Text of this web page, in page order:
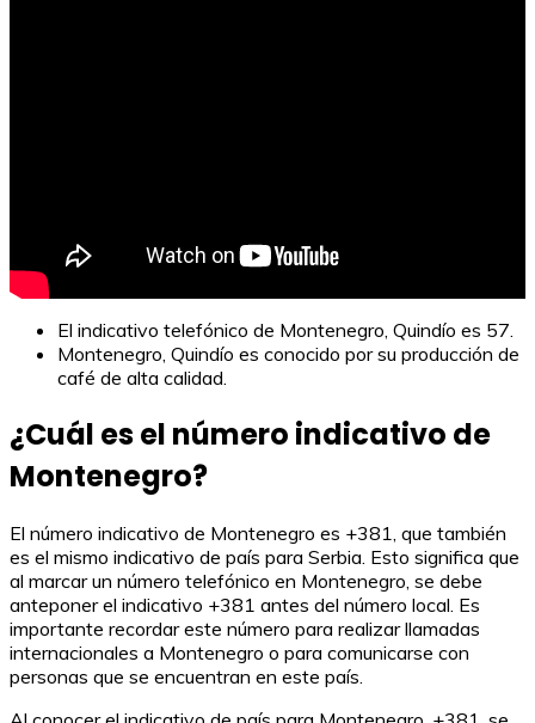
El indicativo telefónico de Montenegro, Quindío es 57.
Montenegro, Quindío es conocido por su producción de
café de alta calidad.
¿Cuál es el número indicativo de
Montenegro?
El número indicativo de Montenegro es +381, que también
es el mismo indicativo de país para Serbia. Esto significa que
al marcar un número telefónico en Montenegro, se debe
anteponer el indicativo +381 antes del número local. Es
importante recordar este número para realizar llamadas
internacionales a Montenegro o para comunicarse con
personas que se encuentran en este país.